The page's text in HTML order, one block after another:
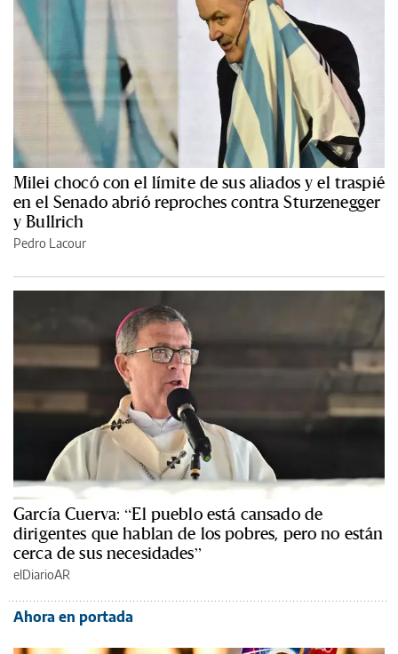
Milei chocó con el límite de sus aliados y el traspié
en el Senado abrió reproches contra Sturzenegger
y Bullrich
Pedro Lacour
García Cuerva: “El pueblo está cansado de
dirigentes que hablan de los pobres, pero no están
cerca de sus necesidades”
elDiarioAR
Ahora en portada